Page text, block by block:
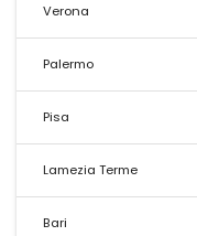
Verona
Palermo
Pisa
Lamezia Terme
Bari